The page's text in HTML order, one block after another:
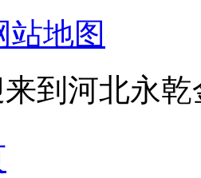
站地图
到河北永